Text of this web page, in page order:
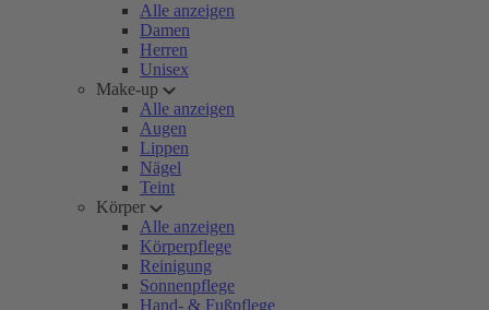
Alle anzeigen
Damen
Herren
Unisex
Make-up
Alle anzeigen
Augen
Lippen
Nägel
Teint
Körper
Alle anzeigen
Körperpflege
Reinigung
Sonnenpflege
Hand- & Fußpflege